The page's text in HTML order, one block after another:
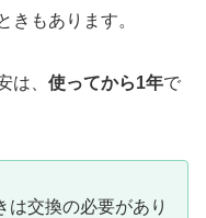
きもあります。
は、 使ってから1年で
は交換の必要があり